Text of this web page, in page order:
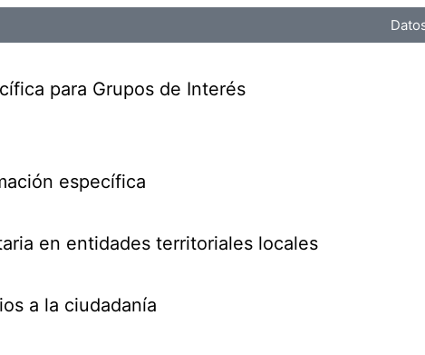
para Grupos de Interés
específica
en entidades territoriales locales
a la ciudadanía